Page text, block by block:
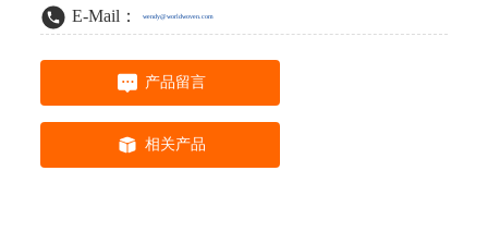
E-Mail： wendy@worldwoven.com
产品留言
相关产品